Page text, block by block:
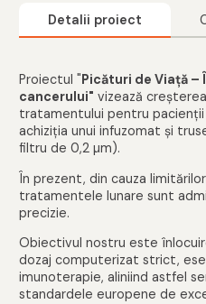
Detalii proiect
Proiectul " Picături de Viață
cancerului" vizează
tratamentului pentru
achiziția unui infuzomat și
filtru de 0,2 µm).
În prezent, din cauza
tratamentele lunare sunt
precizie.
Obiectivul nostru este
dozaj computerizat strict,
imunoterapie, aliniind astfel
standardele europene de